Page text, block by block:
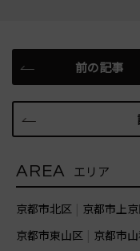
前の記事
AREA エリア
京都市北区 京都市上
京都市東山区
京都市